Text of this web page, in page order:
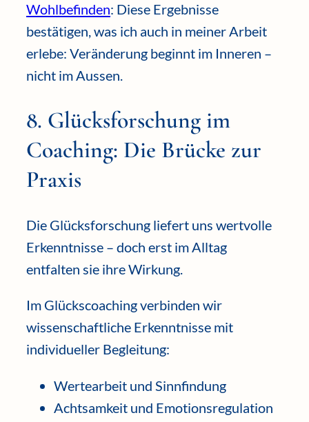
Wohlbefinden: Diese Ergebnisse
bestätigen, was ich auch in meiner Arbeit
erlebe: Veränderung beginnt im Inneren –
nicht im Aussen.
8. Glücksforschung im
Coaching: Die Brücke zur
Praxis
Die Glücksforschung liefert uns wertvolle
Erkenntnisse – doch erst im Alltag
entfalten sie ihre Wirkung.
Im Glückscoaching verbinden wir
wissenschaftliche Erkenntnisse mit
individueller Begleitung:
Wertearbeit und Sinnfindung
Achtsamkeit und Emotionsregulation